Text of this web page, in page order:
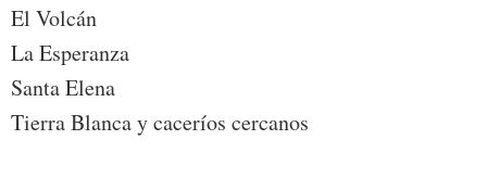
El Volcán
La Esperanza
Santa Elena
Tierra Blanca y caceríos cercanos